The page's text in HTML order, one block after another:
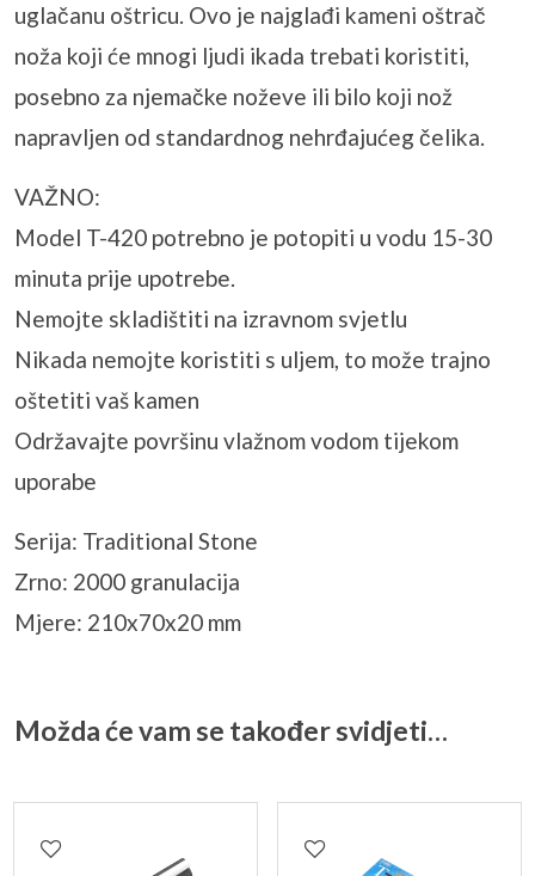
uglačanu oštricu. Ovo je najglađi kameni oštrač
noža koji će mnogi ljudi ikada trebati koristiti,
posebno za njemačke noževe ili bilo koji nož
napravljen od standardnog nehrđajućeg čelika.
VAŽNO:
Model T-420 potrebno je potopiti u vodu 15-30
minuta prije upotrebe.
Nemojte skladištiti na izravnom svjetlu
Nikada nemojte koristiti s uljem, to može trajno
oštetiti vaš kamen
Održavajte površinu vlažnom vodom tijekom
uporabe
Serija: Traditional Stone
Zrno: 2000 granulacija
Mjere: 210x70x20 mm
Možda će vam se također svidjeti…